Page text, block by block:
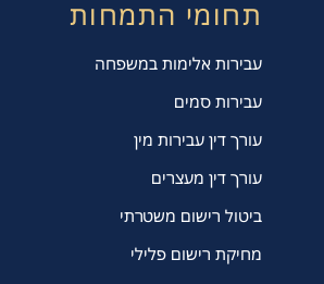
תחומי התמחות
עבירות אלימות במשפחה
עבירות סמים
עורך דין עבירות מין
עורך דין מעצרים
ביטול רישום משטרתי
מחיקת רישום פלילי